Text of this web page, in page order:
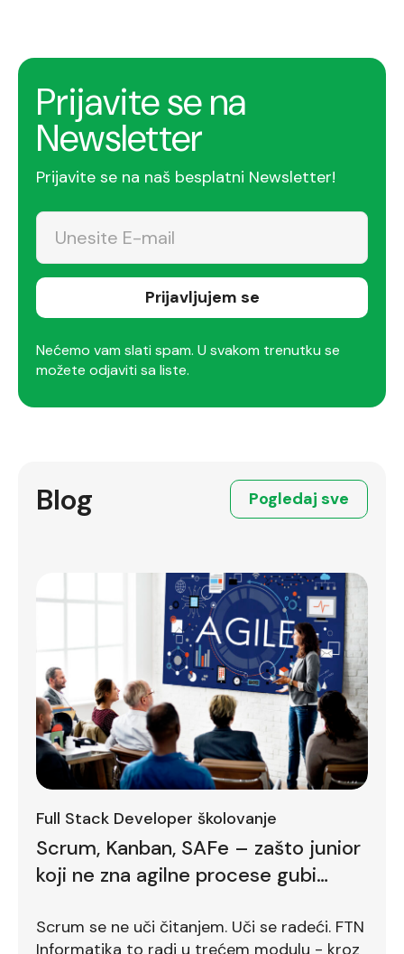
Prijavite se na
Newsletter
Prijavite se na naš besplatni Newsletter!
Prijavljujem se
Nećemo vam slati spam. U svakom trenutku se
možete odjaviti sa liste.
Blog Pogledaj sve
Full Stack Developer školovanje
Scrum, Kanban, SAFe – zašto junior
koji ne zna agilne procese gubi
Scrum se ne uči čitanjem. Uči se radeći. FTN
Informatika to radi u trećem modulu - kroz